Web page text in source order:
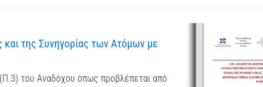
της Συνηγορίας των Ατόμων με
του Αναδόχου όπως προβλέπεται από